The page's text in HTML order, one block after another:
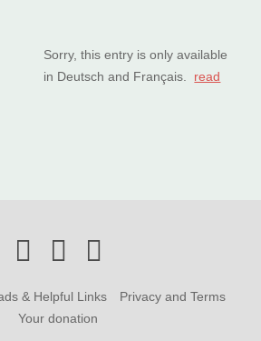
Sorry, this entry is only available
in Deutsch and Français. read
& Helpful Links
Privacy and Terms
Your donation